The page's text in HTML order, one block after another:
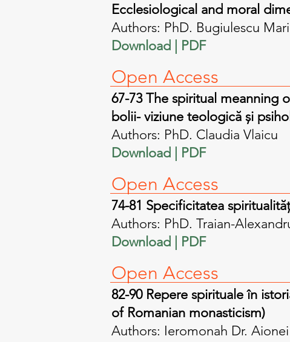
Ecclesiological and moral
Authors: PhD. Bugiulescu
Download | PDF​
Open Access
67-73 The spiritual meanning
bolii- viziune teologică și
Authors: PhD. Claudia Vlaicu
Download | PDF​
Open Access
74-81 Specificitatea
Authors: PhD. Traian-
Download | PDF​
Open Access
82-90 Repere spirituale în
of Romanian monasticism)
Authors: Ieromonah Dr.